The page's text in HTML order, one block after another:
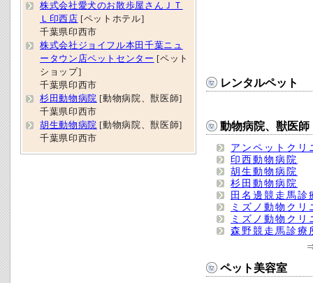
レンタルペット
動物病院、獣医師
アンペットクリ
印西動物病院
胡生動物病院
杉田動物病院
田名邊競走馬診
ミズノ動物クリ
ミズノ動物クリ
森野競走馬診療
ペット美容室
株式会社愛犬のお散歩屋さんＪＴ
Ｌ印西店 [ペットホテル]
千葉県印西市
株式会社ジョイフル本田千葉ニュ
ータウン店ペットセンター [ペット
ショップ]
千葉県印西市
杉田動物病院 [動物病院、獣医師]
千葉県印西市
胡生動物病院 [動物病院、獣医師]
千葉県印西市